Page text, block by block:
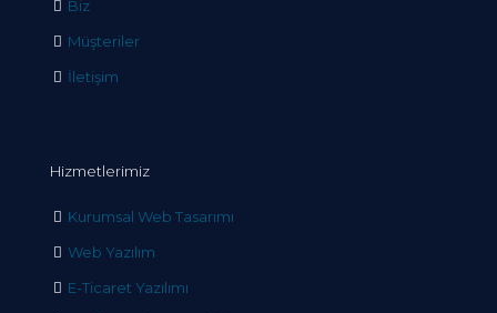
Biz
Müşteriler
İletişim
Hizmetlerimiz
Kurumsal Web Tasarımı
Web Yazılım
E-Ticaret Yazılımı